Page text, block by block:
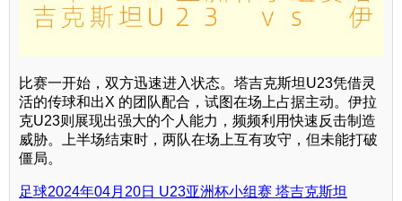
比赛一开始，双方迅速进入状态。塔吉克斯坦U23凭借灵
活的传球和出X 的团队配合，试图在场上占据主动。伊拉
克U23则展现出强大的个人能力，频频利用快速反击制造
威胁。上半场结束时，两队在场上互有攻守，但未能打破
僵局。
足球2024年04月20日 U23亚洲杯小组赛 塔吉克斯坦